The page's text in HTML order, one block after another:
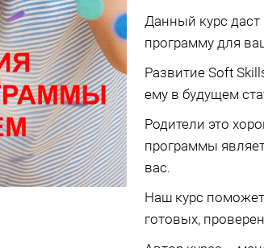
Данный курс даст
программу для
Развитие Soft
ему в будущем
Родители это
программы
вас.
Наш курс
готовых,